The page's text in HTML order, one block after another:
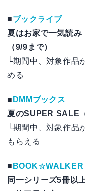
■ブックライブ
夏はお家で一気読み
（9/9まで）
└期間中、対象作品
める
■ DMMブックス
夏のSUPER SALE
└期間中、対象作品
もらえる
■ BOOK☆WALKER
同一シリーズ5冊以